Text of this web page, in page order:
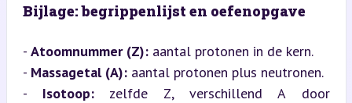
Bijlage: begrippenlijst en oefenopgave
- Atoomnummer (Z): aantal protonen in de kern.
- Massagetal (A): aantal protonen plus neutronen.
- Isotoop: zelfde Z, verschillend A door